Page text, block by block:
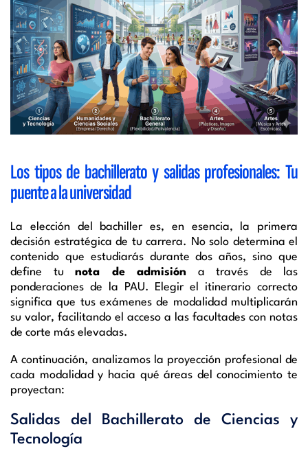
Los tipos de bachillerato y salidas profesionales: Tu
puente a la universidad
La elección del bachiller es, en esencia, la primera
decisión estratégica de tu carrera. No solo determina el
contenido que estudiarás durante dos años, sino que
define tu nota de admisión a través de las
ponderaciones de la PAU. Elegir el itinerario correcto
significa que tus exámenes de modalidad multiplicarán
su valor, facilitando el acceso a las facultades con notas
de corte más elevadas.
A continuación, analizamos la proyección profesional de
cada modalidad y hacia qué áreas del conocimiento te
proyectan:
Salidas del Bachillerato de Ciencias y
Tecnología